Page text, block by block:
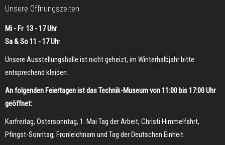
Unsere Öffnungszeiten
Mi - Fr 13 - 17 Uhr
Sa & So 11 - 17 Uhr
Unsere Ausstellungshalle ist nicht geheizt, im Winterhalbjahr bitte
entsprechend kleiden.
An folgenden Feiertagen ist das Technik-Museum von 11:00 bis 17:00 Uhr
geöffnet:
Karfreitag, Ostersonntag, 1. Mai Tag der Arbeit, Christi Himmelfahrt,
Pfingst-Sonntag, Fronleichnam und Tag der Deutschen Einheit.